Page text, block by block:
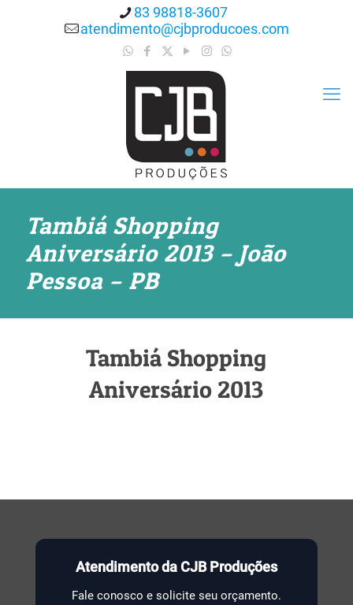
83 98818-3607
atendimento@cjbproducoes.com
Tambiá Shopping
Aniversário 2013 – João
Pessoa – PB
Tambiá Shopping
Aniversário 2013
Atendimento da CJB Produções
Fale conosco e solicite seu orçamento.